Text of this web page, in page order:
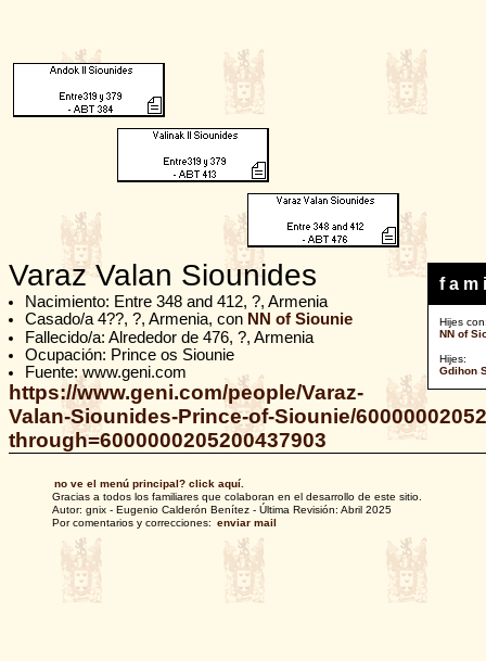
f a m
Hijes
NN of
Hijes:
Gdihon
Varaz Valan Siounides
Nacimiento: Entre 348 and 412, ?, Armenia
Casado/a 4??, ?, Armenia, con NN of Siounie
Fallecido/a: Alrededor de 476, ?, Armenia
Ocupación: Prince os Siounie
Fuente: www.geni.com
https://www.geni.com/people/Varaz-
Valan-Siounides-Prince-of-Siounie/
through=6000000205200437903
no ve el menú principal? click aquí.
Gracias a todos los familiares que colaboran en el desarrollo de este sitio.
Autor: gnix - Eugenio Calderón Benítez - Última Revisión: Abril 2025
Por comentarios y correcciones: enviar mail